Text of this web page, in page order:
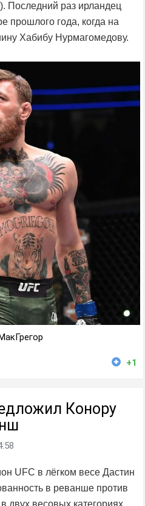
Последний раз ирландец
прошлого года, когда на
Хабибу Нурмагомедову.
МакГрегор
+1
Конору
UFC в лёгком весе Дастин
в реванше против